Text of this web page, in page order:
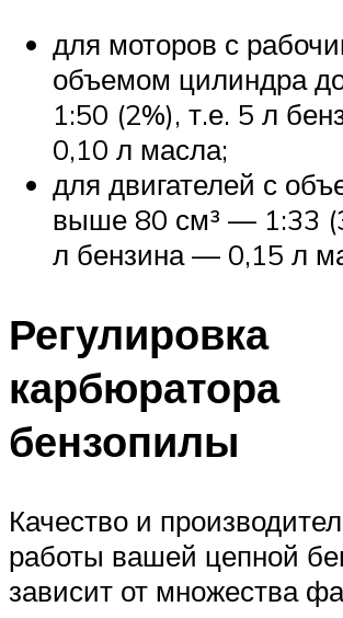
для моторов с
объемом цилиндра
1:50 (2%), т.е. 5 л
0,10 л масла;
для двигателей с
выше 80 см³ — 1:33
л бензина — 0,15 л
Регулировка
карбюратора
бензопилы
Качество и
работы вашей цепной
зависит от множества